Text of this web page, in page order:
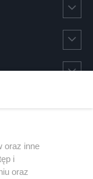
oraz inne
i
oraz